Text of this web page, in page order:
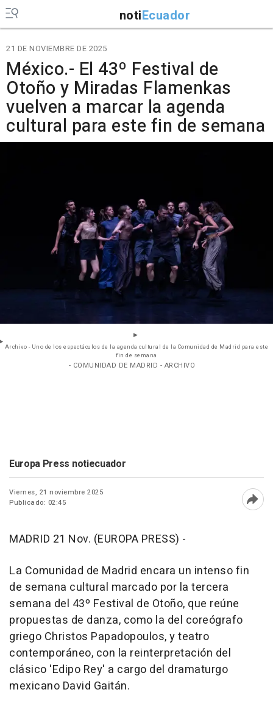
notiEcuador
21 DE NOVIEMBRE DE 2025
México.- El 43º Festival de
Otoño y Miradas Flamenkas
vuelven a marcar la agenda
cultural para este fin de semana
Archivo - Uno de los espectáculos de la agenda cultural de la Comunidad de Madrid para este
fin de semana
- COMUNIDAD DE MADRID - ARCHIVO
Europa Press notiecuador
Viernes, 21 noviembre 2025
Publicado: 02:45
MADRID 21 Nov. (EUROPA PRESS) -
La Comunidad de Madrid encara un intenso fin
de semana cultural marcado por la tercera
semana del 43º Festival de Otoño, que reúne
propuestas de danza, como la del coreógrafo
griego Christos Papadopoulos, y teatro
contemporáneo, con la reinterpretación del
clásico 'Edipo Rey' a cargo del dramaturgo
mexicano David Gaitán.